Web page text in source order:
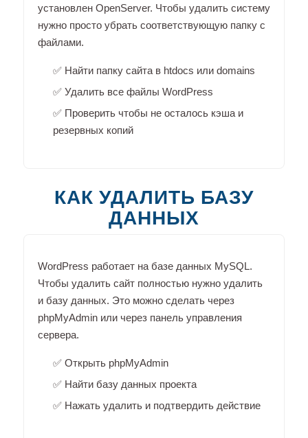
установлен OpenServer. Чтобы удалить систему
нужно просто убрать соответствующую папку с
файлами.
✅ Найти папку сайта в htdocs или domains
✅ Удалить все файлы WordPress
✅ Проверить чтобы не осталось кэша и
резервных копий
КАК УДАЛИТЬ БАЗУ
ДАННЫХ
WordPress работает на базе данных MySQL.
Чтобы удалить сайт полностью нужно удалить
и базу данных. Это можно сделать через
phpMyAdmin или через панель управления
сервера.
✅ Открыть phpMyAdmin
✅ Найти базу данных проекта
✅ Нажать удалить и подтвердить действие